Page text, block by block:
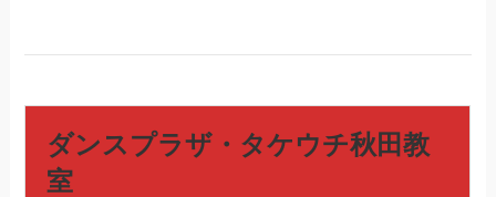
ダンスプラザ・タケウチ秋田教
室